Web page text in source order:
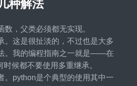
种解法
数，父类必须都无实现。
。这是很扯淡的，不过也是大多
。我的编程指南之一就是——在
时候都不要使用多重继承。
。python是个典型的使用其中一